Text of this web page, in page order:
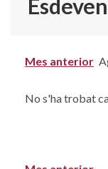
Mes anterior
No s'ha trobat